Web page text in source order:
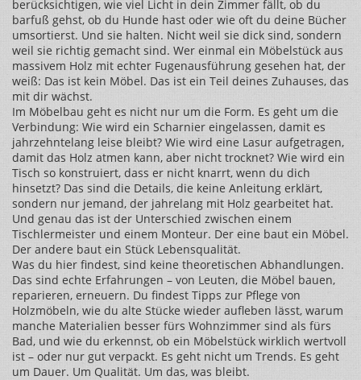
berücksichtigen, wie viel Licht in dein Zimmer fällt, ob du
barfuß gehst, ob du Hunde hast oder wie oft du deine Bücher
umsortierst. Und sie halten. Nicht weil sie dick sind, sondern
weil sie richtig gemacht sind. Wer einmal ein Möbelstück aus
massivem Holz mit echter Fugenausführung gesehen hat, der
weiß: Das ist kein Möbel. Das ist ein Teil deines Zuhauses, das
mit dir wächst.
Im Möbelbau geht es nicht nur um die Form. Es geht um die
Verbindung: Wie wird ein Scharnier eingelassen, damit es
jahrzehntelang leise bleibt? Wie wird eine Lasur aufgetragen,
damit das Holz atmen kann, aber nicht trocknet? Wie wird ein
Tisch so konstruiert, dass er nicht knarrt, wenn du dich
hinsetzt? Das sind die Details, die keine Anleitung erklärt,
sondern nur jemand, der jahrelang mit Holz gearbeitet hat.
Und genau das ist der Unterschied zwischen einem
Tischlermeister und einem Monteur. Der eine baut ein Möbel.
Der andere baut ein Stück Lebensqualität.
Was du hier findest, sind keine theoretischen Abhandlungen.
Das sind echte Erfahrungen – von Leuten, die Möbel bauen,
reparieren, erneuern. Du findest Tipps zur Pflege von
Holzmöbeln, wie du alte Stücke wieder aufleben lässt, warum
manche Materialien besser fürs Wohnzimmer sind als fürs
Bad, und wie du erkennst, ob ein Möbelstück wirklich wertvoll
ist – oder nur gut verpackt. Es geht nicht um Trends. Es geht
um Dauer. Um Qualität. Um das, was bleibt.